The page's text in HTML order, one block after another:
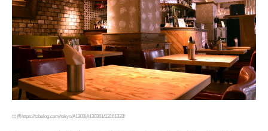
出典https://tabelog.com/tokyo/A1303/A130301/13161333/